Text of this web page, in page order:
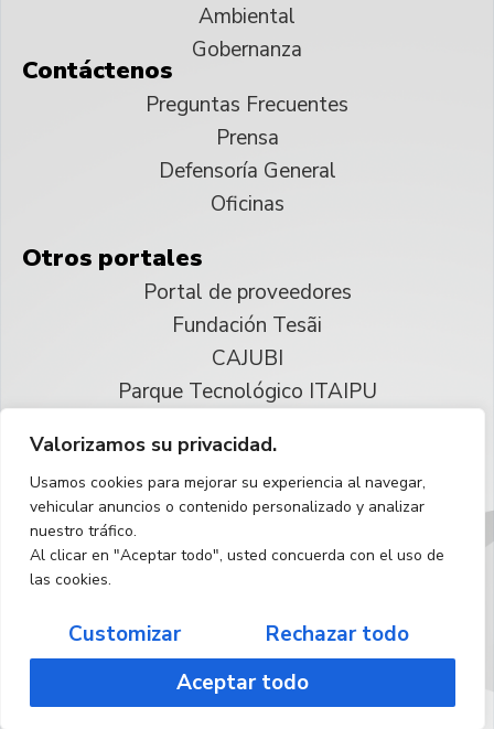
Valorizamos su privacidad.
Usamos cookies para mejorar su experiencia al navegar,
vehicular anuncios o contenido personalizado y analizar
nuestro tráfico.
Al clicar en "Aceptar todo", usted concuerda con el uso de
las cookies.
Customizar
Rechazar todo
Aceptar todo
Ambiental
Gobernanza
Contáctenos
Preguntas Frecuentes
Prensa
Defensoría General
Oficinas
Otros portales
Portal de proveedores
Fundación Tesãi
CAJUBI
Parque Tecnológico ITAIPU
Reservados todos los derechos
Español